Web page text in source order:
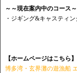
～～現在案内中のコース
・ジギング&キャスティン
【ホームページはこちら】
博多湾・玄界灘の遊漁船